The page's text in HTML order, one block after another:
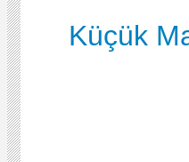
Küçük